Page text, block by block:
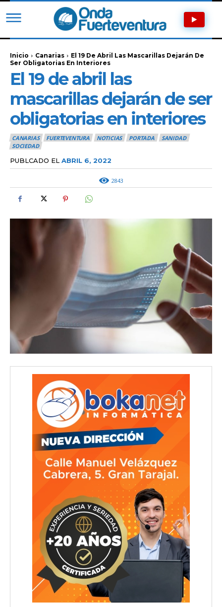
Inicio Canarias
El 19 De Abril Las Mascarillas Dejarán De
Ser Obligatorias En Interiores
El 19 de abril las
mascarillas dejarán de ser
obligatorias en interiores
CANARIAS FUERTEVENTURA NOTICIAS PORTADA
SANIDAD
SOCIEDAD
PUBLCADO EL ABRIL 6, 2022
2843